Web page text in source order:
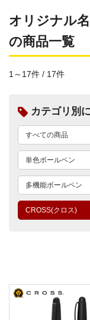
オリジナル
の商品一覧
1～17件 / 17件
カテゴリ別
すべての商品
単色ボールペン
多機能ボールペン
CROSS(クロス)